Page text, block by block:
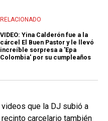
RELACIONADO
VIDEO: Yina Calderón fue a la
cárcel El Buen Pastor y le llevó
increíble sorpresa a 'Epa
Colombia' por su cumpleaños
que la DJ subió a
carcelario también